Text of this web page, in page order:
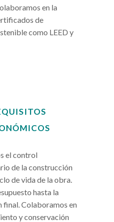
en la
de
como LEED y
el control
de la construcción
de vida de la obra.
hasta la
Colaboramos en
y conservación